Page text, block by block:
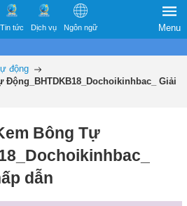
Tin tức Dịch vụ Ngôn ngữ Menu
động
Động_BHTDKB18_Dochoikinhbac_ Giải
Bông Tự
dẫn